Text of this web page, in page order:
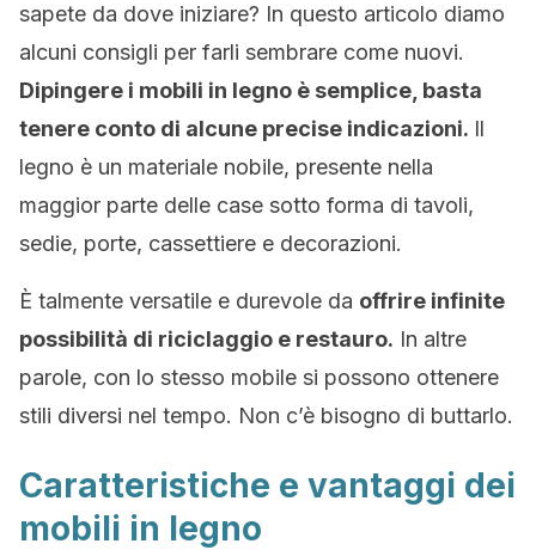
sapete da dove iniziare? In questo articolo diamo
alcuni consigli per farli sembrare come nuovi.
Dipingere i mobili in legno è semplice, basta
tenere conto di alcune precise indicazioni. Il
legno è un materiale nobile, presente nella
maggior parte delle case sotto forma di tavoli,
sedie, porte, cassettiere e decorazioni.
È talmente versatile e durevole da offrire infinite
possibilità di riciclaggio e restauro. In altre
parole, con lo stesso mobile si possono ottenere
stili diversi nel tempo. Non c’è bisogno di buttarlo.
Caratteristiche e vantaggi dei
mobili in legno